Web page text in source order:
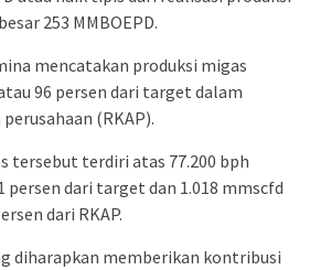
253 MMBOEPD.
mencatakan produksi migas
96 persen dari target dalam
(RKAP).
tersebut terdiri atas 77.200 bph
persen dari target dan 1.018 mmscfd
dari RKAP.
diharapkan memberikan kontribusi